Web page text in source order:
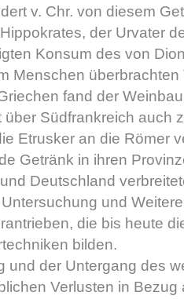
v. Chr. von diesem
der Urvater
Konsum des von
Menschen
fand der
Südfrankreich auch
Etrusker an die Römer
Getränk in ihren
Deutschland
und
die bis heute
bilden.
und der Untergang des
Verlusten in Bezug